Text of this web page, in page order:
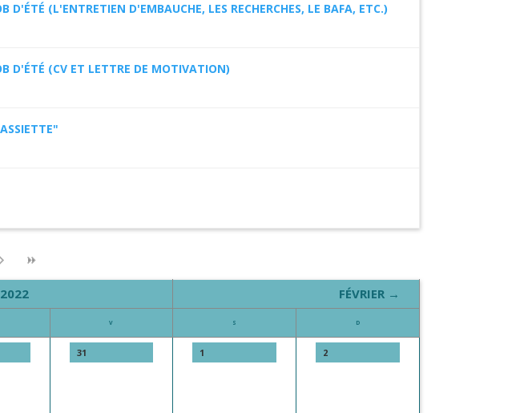
D'ÉTÉ (L'ENTRETIEN D'EMBAUCHE, LES RECHERCHES, LE BAFA, ETC.)
D'ÉTÉ (CV ET LETTRE DE MOTIVATION)
FÉVRIER →
V S D
31 1 2